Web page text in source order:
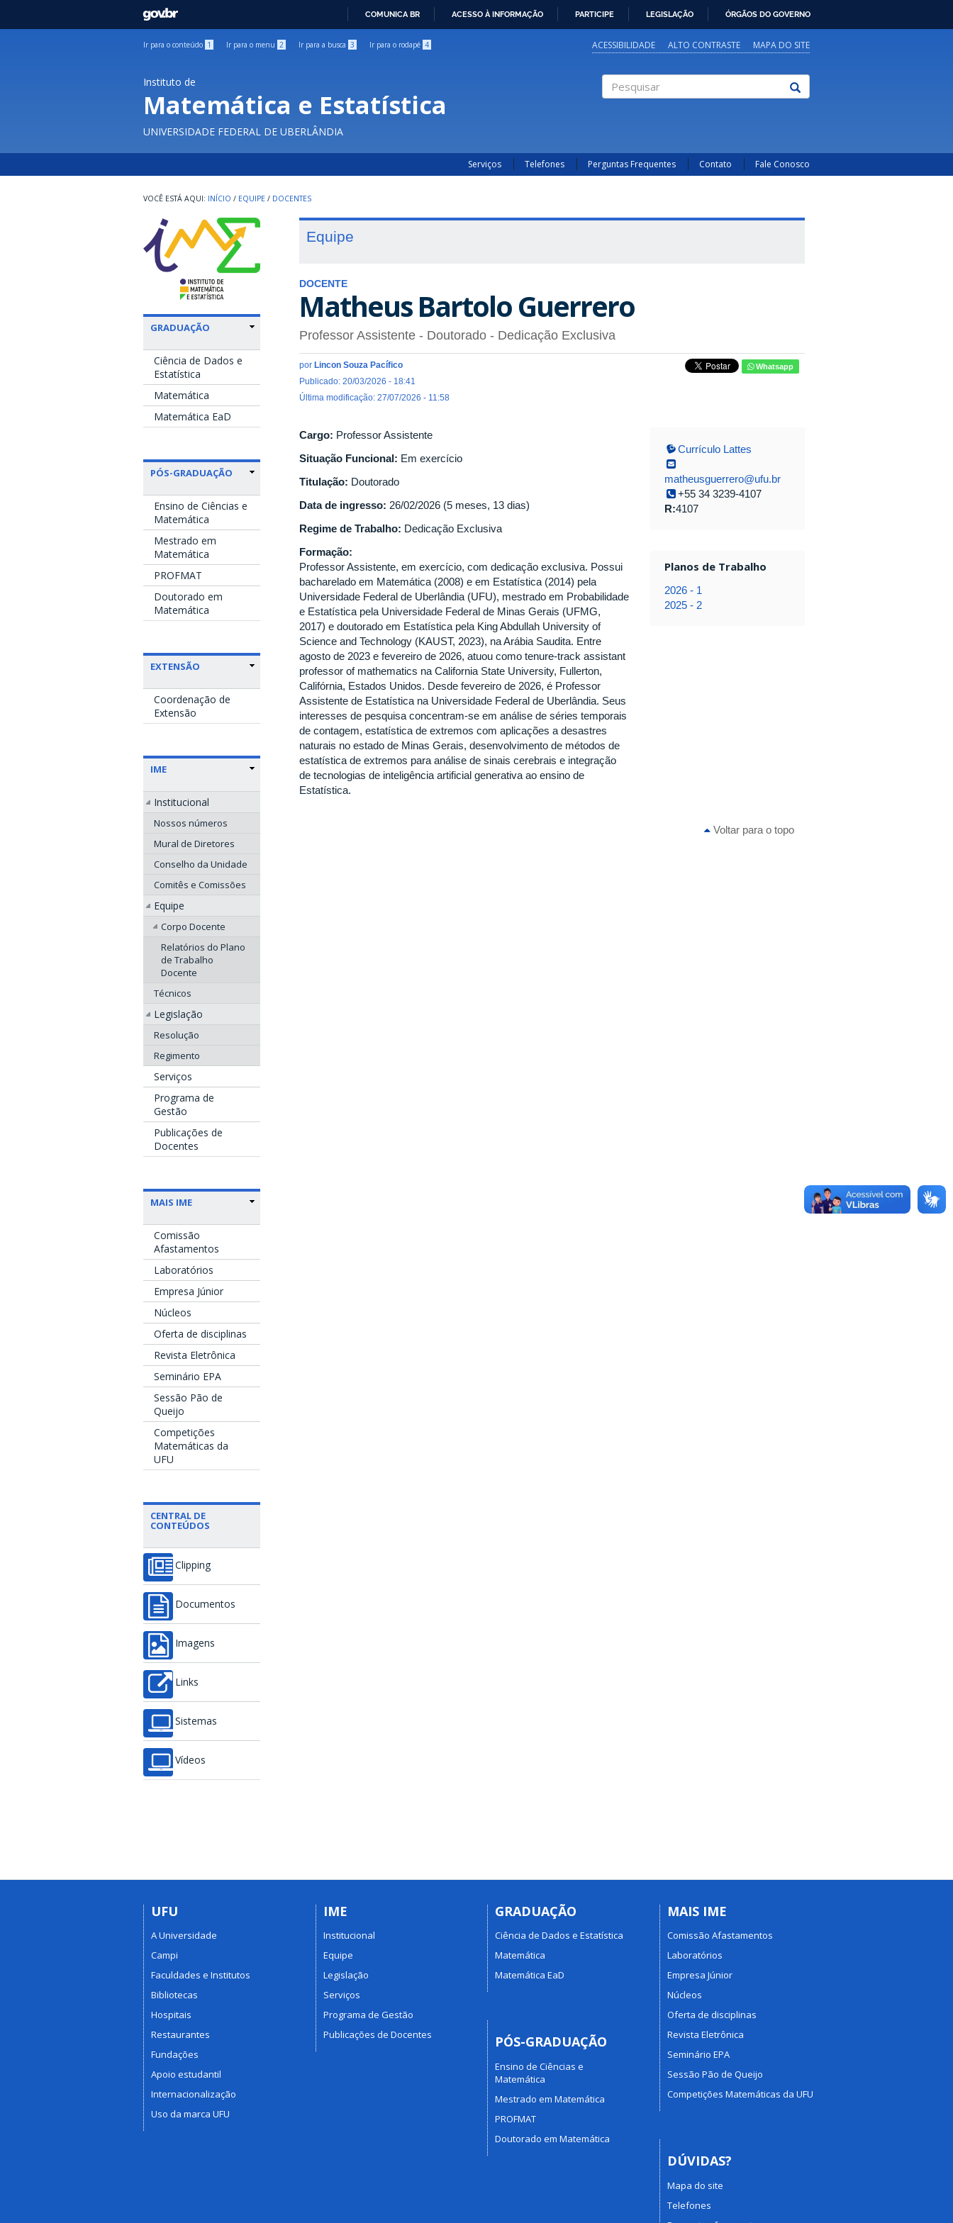
GOVBR
COMUNICA BR ACESSO À INFORMAÇÃO PARTICIPE LEGISLAÇÃO ÓRGÃOS DO GOVERNO
Ir para o conteúdo 1 Ir para o menu 2 Ir para a busca 3 Ir para o rodapé 4 ACESSIBILIDADE ALTO CONTRASTE MAPA DO SITE
Instituto de
Matemática e Estatística
UNIVERSIDADE FEDERAL DE UBERLÂNDIA
Serviços Telefones Perguntas Frequentes Contato Fale Conosco
INÍCIO / EQUIPE / DOCENTES
GRADUAÇÃO
Ciência de Dados e
Estatística
Matemática
Matemática EaD
PÓS-GRADUAÇÃO
Ensino de Ciências e
Matemática
Mestrado em
Matemática
PROFMAT
Doutorado em
Matemática
EXTENSÃO
Coordenação de
Extensão
IME
Institucional
Nossos números
Mural de Diretores
Conselho da Unidade
Comitês e Comissões
Equipe
Corpo Docente
Relatórios do Plano
de Trabalho
Docente
Técnicos
Legislação
Resolução
Regimento
Serviços
Programa de
Gestão
Publicações de
Docentes
MAIS IME
Comissão
Afastamentos
Laboratórios
Empresa Júnior
Núcleos
Oferta de disciplinas
Revista Eletrônica
Seminário EPA
Sessão Pão de
Queijo
Competições
Matemáticas da
UFU
CENTRAL DE
CONTEÚDOS
Clipping
Documentos
Imagens
Links
Sistemas
Vídeos
Equipe
DOCENTE
Matheus Bartolo Guerrero
Professor Assistente - Doutorado - Dedicação Exclusiva
por Lincon Souza Pacífico
Publicado: 20/03/2026 - 18:41
Última modificação: 27/07/2026 - 11:58
Whatsapp
Cargo: Professor Assistente
Situação Funcional: Em exercício
Titulação: Doutorado
Data de ingresso: 26/02/2026 (5 meses, 13 dias)
Regime de Trabalho: Dedicação Exclusiva
Formação:
Professor Assistente, em exercício, com dedicação exclusiva. Possui
bacharelado em Matemática (2008) e em Estatística (2014) pela
Universidade Federal de Uberlândia (UFU), mestrado em Probabilidade
e Estatística pela Universidade Federal de Minas Gerais (UFMG,
2017) e doutorado em Estatística pela King Abdullah University of
Science and Technology (KAUST, 2023), na Arábia Saudita. Entre
agosto de 2023 e fevereiro de 2026, atuou como tenure-track assistant
professor of mathematics na California State University, Fullerton,
Califórnia, Estados Unidos. Desde fevereiro de 2026, é Professor
Assistente de Estatística na Universidade Federal de Uberlândia. Seus
interesses de pesquisa concentram-se em análise de séries temporais
de contagem, estatística de extremos com aplicações a desastres
naturais no estado de Minas Gerais, desenvolvimento de métodos de
estatística de extremos para análise de sinais cerebrais e integração
de tecnologias de inteligência artificial generativa ao ensino de
Estatística.
Currículo Lattes
matheusguerrero@ufu.br
+55 34 3239-4107
R:4107
Planos de Trabalho
2026 - 1
2025 - 2
Voltar para o topo
UFU
A Universidade
Campi
Faculdades e Institutos
Bibliotecas
Hospitais
Restaurantes
Fundações
Apoio estudantil
Internacionalização
Uso da marca UFU
IME
Institucional
Equipe
Legislação
Serviços
Programa de Gestão
Publicações de Docentes
GRADUAÇÃO
Ciência de Dados e Estatística
Matemática
Matemática EaD
PÓS-GRADUAÇÃO
Ensino de Ciências e
Matemática
Mestrado em Matemática
PROFMAT
Doutorado em Matemática
MAIS IME
Comissão Afastamentos
Laboratórios
Empresa Júnior
Núcleos
Oferta de disciplinas
Revista Eletrônica
Seminário EPA
Sessão Pão de Queijo
Competições Matemáticas da UFU
DÚVIDAS?
Mapa do site
Telefones